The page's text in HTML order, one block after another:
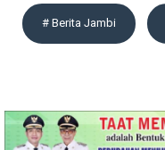
# Berita Jambi